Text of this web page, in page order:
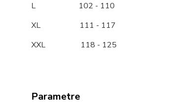
L 102 - 110
XL 111 - 117
XXL 118 - 125
Parametre